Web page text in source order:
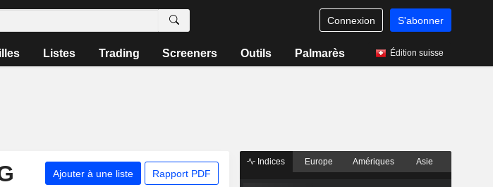
Connexion S'abonner
Listes Trading Screeners Outils Palmarès Édition suisse
Ajouter à une liste Rapport PDF
Indices Europe Amériques Asie